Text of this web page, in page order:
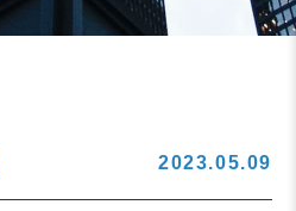
2023.05.09